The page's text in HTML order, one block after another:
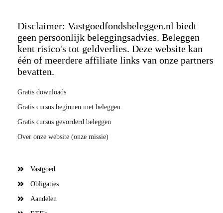
Disclaimer: Vastgoedfondsbeleggen.nl biedt
geen persoonlijk beleggingsadvies. Beleggen
kent risico's tot geldverlies. Deze website kan
één of meerdere affiliate links van onze partners
bevatten.
Gratis downloads
Gratis cursus beginnen met beleggen
Gratis cursus gevorderd beleggen
Over onze website (onze missie)
Vastgoed
Obligaties
Aandelen